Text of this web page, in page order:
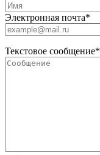
Электронная почта*
Текстовое сообщение*